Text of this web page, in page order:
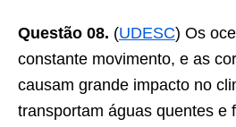
Questão 08. (UDESC) Os
constante movimento, e as
causam grande impacto no
transportam águas quentes e